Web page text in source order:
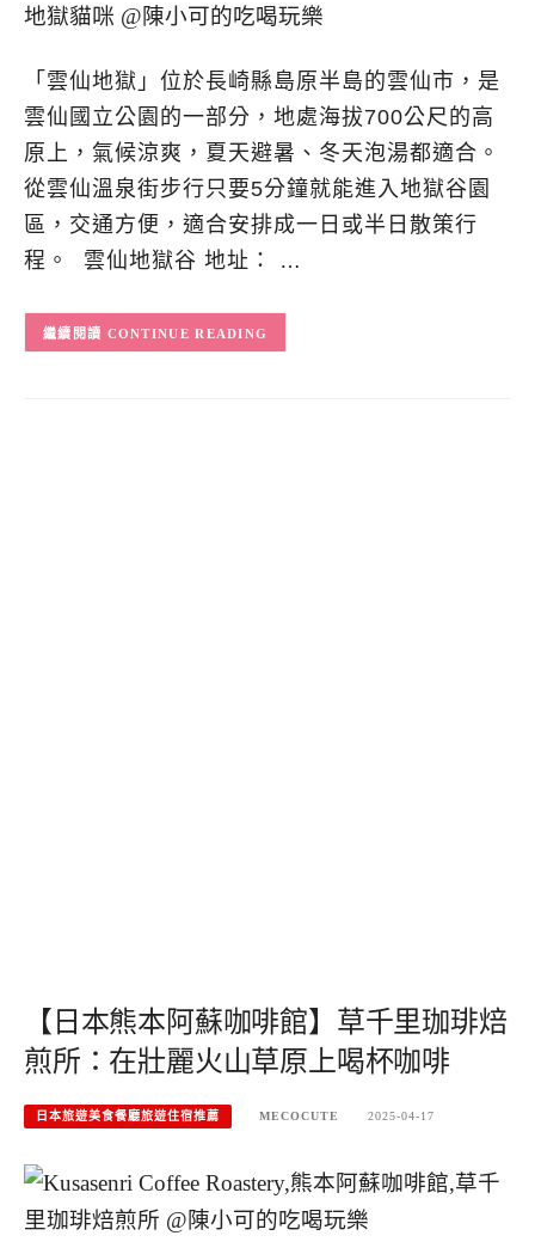
「雲仙地獄」位於長崎縣島原半島的雲仙市，是
雲仙國立公園的一部分，地處海拔700公尺的高
原上，氣候涼爽，夏天避暑、冬天泡湯都適合。
從雲仙溫泉街步行只要5分鐘就能進入地獄谷園
區，交通方便，適合安排成一日或半日散策行
程。 雲仙地獄谷 地址： …
CONTINUE READING
【日本熊本阿蘇咖啡館】草千里珈琲焙
煎所：在壯麗火山草原上喝杯咖啡
日本旅遊美食餐廳旅遊住宿推薦 MECOCUTE 2025-04-17